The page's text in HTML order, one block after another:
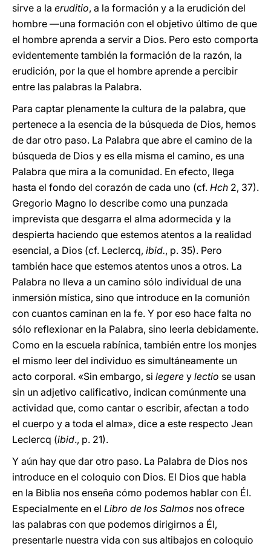
sirve a la eruditio, a la formación y a la erudición del
hombre —una formación con el objetivo último de que
el hombre aprenda a servir a Dios. Pero esto comporta
evidentemente también la formación de la razón, la
erudición, por la que el hombre aprende a percibir
entre las palabras la Palabra.
Para captar plenamente la cultura de la palabra, que
pertenece a la esencia de la búsqueda de Dios, hemos
de dar otro paso. La Palabra que abre el camino de la
búsqueda de Dios y es ella misma el camino, es una
Palabra que mira a la comunidad. En efecto, llega
hasta el fondo del corazón de cada uno (cf. Hch 2, 37).
Gregorio Magno lo describe como una punzada
imprevista que desgarra el alma adormecida y la
despierta haciendo que estemos atentos a la realidad
esencial, a Dios (cf. Leclercq, ibid., p. 35). Pero
también hace que estemos atentos unos a otros. La
Palabra no lleva a un camino sólo individual de una
inmersión mística, sino que introduce en la comunión
con cuantos caminan en la fe. Y por eso hace falta no
sólo reflexionar en la Palabra, sino leerla debidamente.
Como en la escuela rabínica, también entre los monjes
el mismo leer del individuo es simultáneamente un
acto corporal. «Sin embargo, si legere y lectio se usan
sin un adjetivo calificativo, indican comúnmente una
actividad que, como cantar o escribir, afectan a todo
el cuerpo y a toda el alma», dice a este respecto Jean
Leclercq (ibid., p. 21).
Y aún hay que dar otro paso. La Palabra de Dios nos
introduce en el coloquio con Dios. El Dios que habla
en la Biblia nos enseña cómo podemos hablar con Él.
Especialmente en el Libro de los Salmos nos ofrece
las palabras con que podemos dirigirnos a Él,
presentarle nuestra vida con sus altibajos en coloquio